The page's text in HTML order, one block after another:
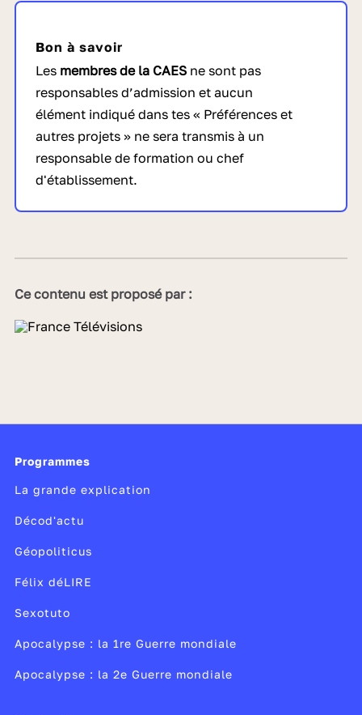
Bon à savoir
Les membres de la CAESne sont pas
responsables d’admission et aucun
élément indiqué dans tes « Préférences et
autres projets » ne sera transmis à un
responsable de formation ou chef
d'établissement.
Ce contenu est proposé par :
Programmes
La grande explication
Décod'actu
Géopoliticus
Félix déLIRE
Sexotuto
Apocalypse : la 1re Guerre mondiale
Apocalypse : la 2e Guerre mondiale